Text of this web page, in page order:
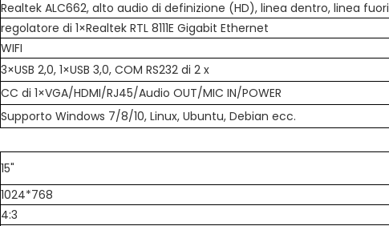
Realtek ALC662, alto audio di definizione (HD), linea dentro, linea fuori
regolatore di 1×Realtek RTL 8111E Gigabit Ethernet
WIFI
3×USB 2,0, 1×USB 3,0, COM RS232 di 2 x
CC di 1×VGA/HDMI/RJ45/Audio OUT/MIC IN/POWER
Supporto Windows 7/8/10, Linux, Ubuntu, Debian ecc.
15"
1024*768
4:3